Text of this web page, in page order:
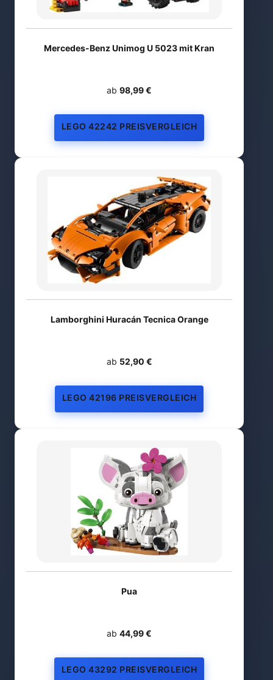
Mercedes-Benz Unimog U 5023 mit Kran
ab 98,99 €
LEGO 42242 PREISVERGLEICH
Lamborghini Huracán Tecnica Orange
ab 52,90 €
LEGO 42196 PREISVERGLEICH
Pua
ab 44,99 €
LEGO 43292 PREISVERGLEICH